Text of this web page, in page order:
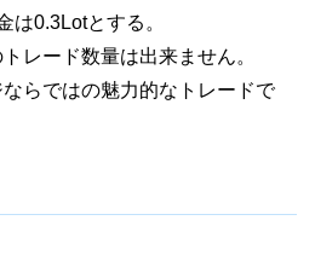
0.3Lotとする。
レード数量は出来ません。
らではの魅力的なトレードで